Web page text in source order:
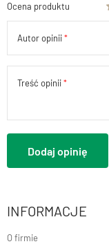
Ocena produktu
Autor opinii
Treść opinii
Dodaj opinię
INFORMACJE
O firmie